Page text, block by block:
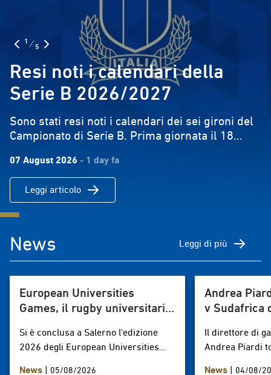
1 ⁄5
Resi noti i calendari della
Serie B 2026/2027
Sono stati resi noti i calendari dei sei gironi del
Campionato di Serie B. Prima giornata il 18
quella classica 'all'italiana' con partite di andata
e ritorno. Le prime di ogni girone saranno
promosse nella Serie A Maschile 2027/2028,
bDownload
07 August 2026 - 1 day fa
Leggi articolo
News Leggi di più
European Universities
Games, il rugby universitario
Si è conclusa a Salerno l’edizione
2026 degli European Universities
News | 05/08/2026
Andrea
v Sudafrica
Il direttore di
Andrea Piardi
News | 04/08/